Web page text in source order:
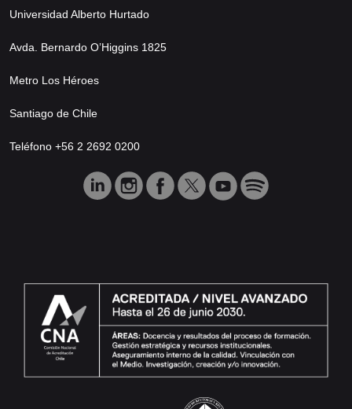
Universidad Alberto Hurtado
Avda. Bernardo O’Higgins 1825
Metro Los Héroes
Santiago de Chile
Teléfono +56 2 2692 0200